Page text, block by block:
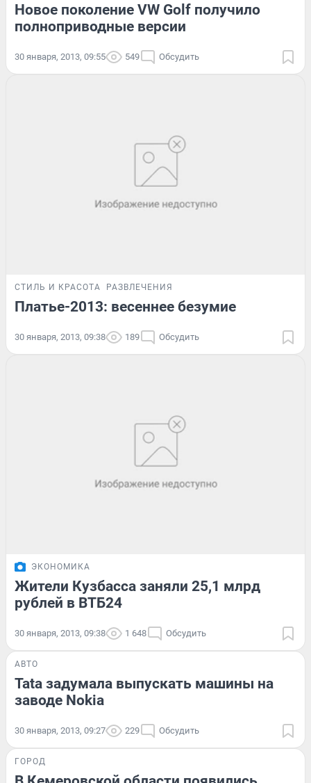
Новое поколение VW Golf получило
полноприводные версии
30 января, 2013, 09:55 549 Обсудить
СТИЛЬ И КРАСОТА РАЗВЛЕЧЕНИЯ
Платье-2013: весеннее безумие
30 января, 2013, 09:38 189 Обсудить
ЭКОНОМИКА
Жители Кузбасса заняли 25,1 млрд
рублей в ВТБ24
30 января, 2013, 09:38 1 648 Обсудить
АВТО
Tata задумала выпускать машины на
заводе Nokia
30 января, 2013, 09:27 229 Обсудить
ГОРОД